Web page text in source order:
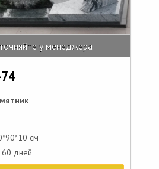
у менеджера
см
60 дней